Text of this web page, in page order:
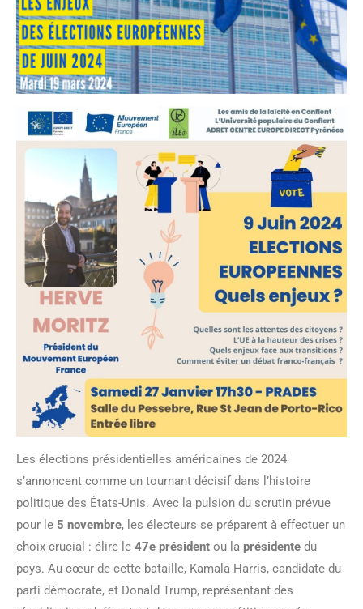
Les élections présidentielles américaines de 2024
s’annoncent comme un tournant décisif dans l’histoire
politique des États-Unis. Avec la pulsion du scrutin prévue
pour le 5 novembre, les électeurs se préparent à effectuer un
choix crucial : élire le 47e président ou la présidente du
pays. Au cœur de cette bataille, Kamala Harris, candidate du
parti démocrate, et Donald Trump, représentant des